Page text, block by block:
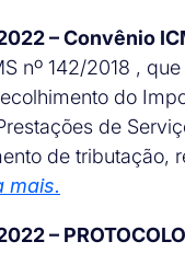
– Convênio
nº 142/2018 ,
do
de
de tributação,
mais.
–